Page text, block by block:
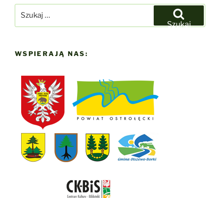
Szukaj
WSPIERAJĄ NAS: